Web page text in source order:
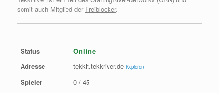
somit auch Mitglied der Freiblocker.
Status
Online
Adresse
tekkit.tekkriver.de Kopieren
Spieler 0 / 45